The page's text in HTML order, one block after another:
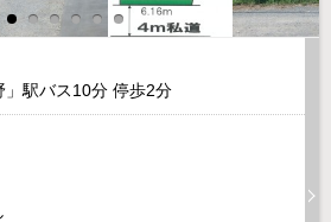
駅バス10分 停歩2分